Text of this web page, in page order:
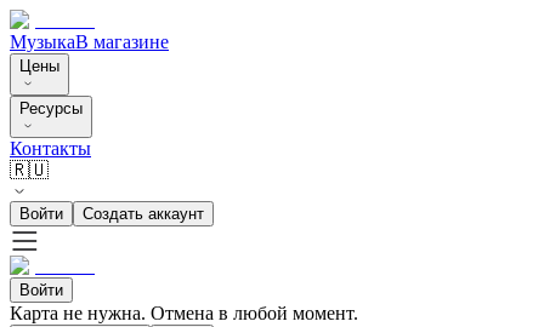
МузыкаВ магазине
Цены
Ресурсы
Контакты
🇷🇺
Войти Создать аккаунт
Войти
Карта не нужна. Отмена в любой момент.